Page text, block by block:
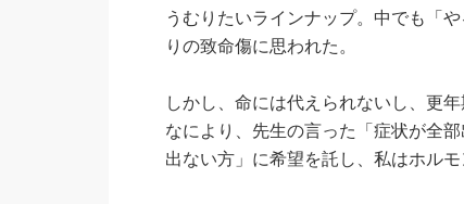
うむりたいラインナップ。中でも「
りの致命傷に思われた。
しかし、命には代えられないし、更
なにより、先生の言った「症状が全
出ない方」に希望を託し、私はホル